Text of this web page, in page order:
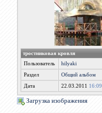
тростниковая кровля
Пользователь
hilyaki
Раздел Общий альбом
Дата 22.03.2011 16:09
Загрузка изображения